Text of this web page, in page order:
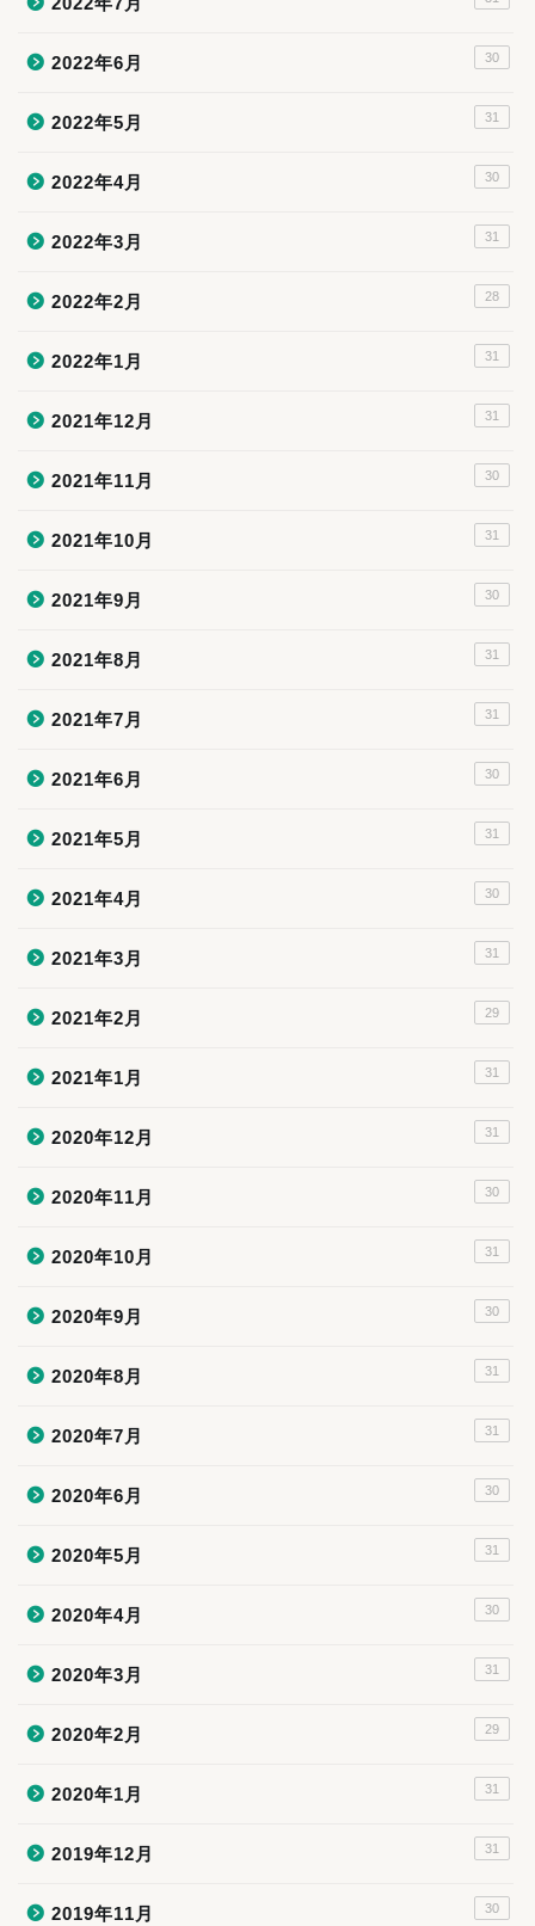
2022年6月 30
2022年5月 31
2022年4月 30
2022年3月 31
2022年2月 28
2022年1月 31
2021年12月 31
2021年11月 30
2021年10月 31
2021年9月 30
2021年8月 31
2021年7月 31
2021年6月 30
2021年5月 31
2021年4月 30
2021年3月 31
2021年2月 29
2021年1月 31
2020年12月 31
2020年11月 30
2020年10月 31
2020年9月 30
2020年8月 31
2020年7月 31
2020年6月 30
2020年5月 31
2020年4月 30
2020年3月 31
2020年2月 29
2020年1月 31
2019年12月 31
2019年11月 30